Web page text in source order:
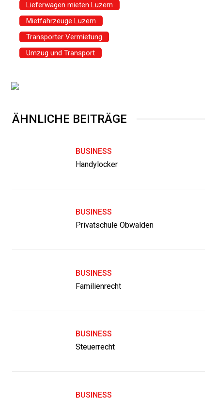
Lieferwagen mieten Luzern
Mietfahrzeuge Luzern
Transporter Vermietung
Umzug und Transport
ÄHNLICHE BEITRÄGE
BUSINESS
Handylocker
BUSINESS
Privatschule Obwalden
BUSINESS
Familienrecht
BUSINESS
Steuerrecht
BUSINESS